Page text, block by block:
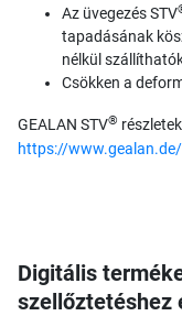
Az üvegezés STV
tapadásának
nélkül
Csökken a
GEALAN STV®
https://
Digitális
szellőztetéshez